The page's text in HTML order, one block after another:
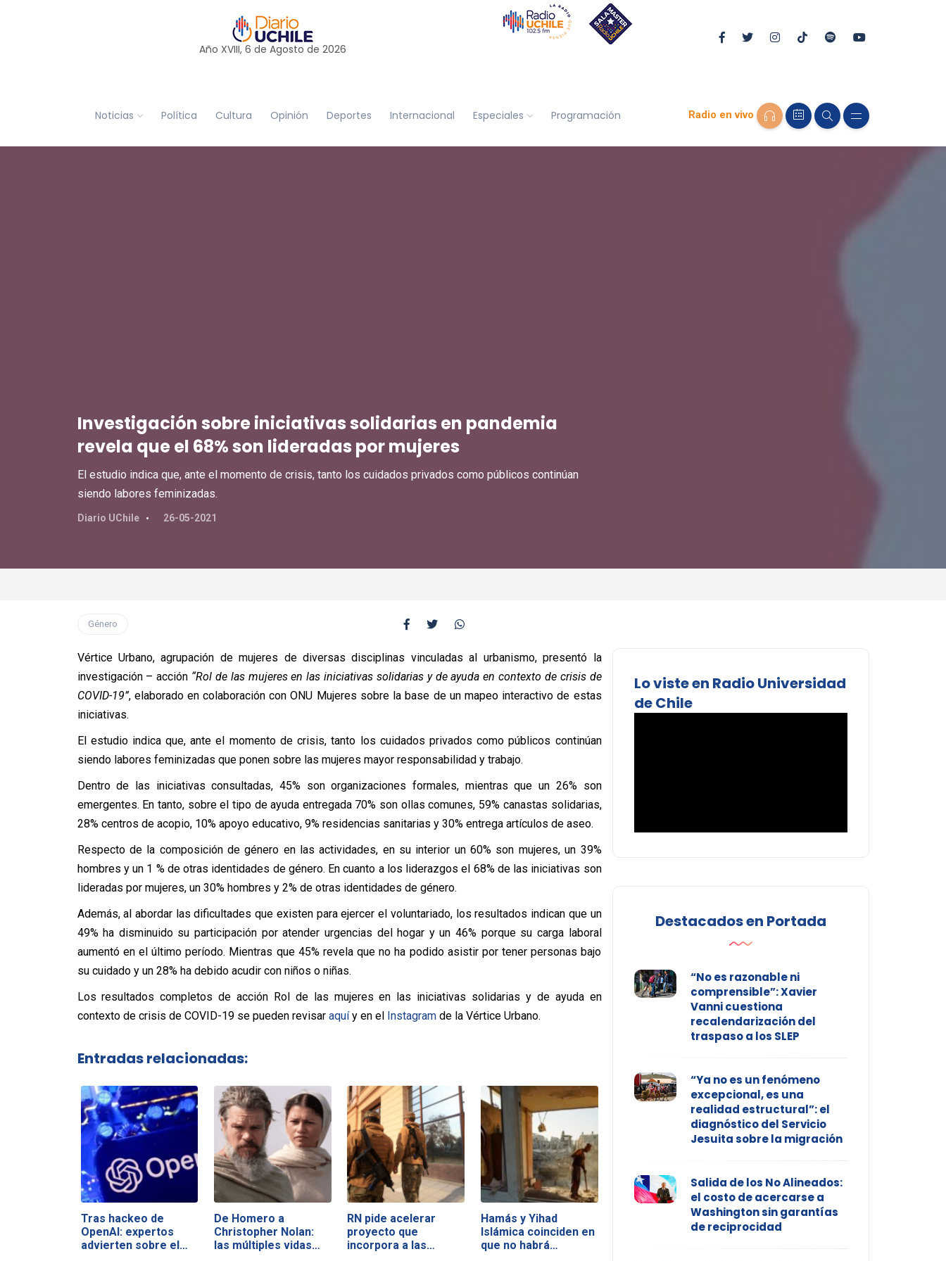
Año XVIII, 6 de Agosto de 2026
Noticias Política Cultura Opinión Deportes Internacional Especiales Programación Radio en vivo
Investigación sobre iniciativas solidarias en pandemia
revela que el 68% son lideradas por mujeres
El estudio indica que, ante el momento de crisis, tanto los cuidados privados como públicos continúan
siendo labores feminizadas.
Diario UChile 26-05-2021
Género
Vértice Urbano, agrupación de mujeres de diversas disciplinas vinculadas al urbanismo, presentó la
investigación – acción “Rol de las mujeres en las iniciativas solidarias y de ayuda en contexto de crisis de
COVID-19”, elaborado en colaboración con ONU Mujeres sobre la base de un mapeo interactivo de estas
iniciativas.
El estudio indica que, ante el momento de crisis, tanto los cuidados privados como públicos continúan
siendo labores feminizadas que ponen sobre las mujeres mayor responsabilidad y trabajo.
Dentro de las iniciativas consultadas, 45% son organizaciones formales, mientras que un 26% son
emergentes. En tanto, sobre el tipo de ayuda entregada 70% son ollas comunes, 59% canastas solidarias,
28% centros de acopio, 10% apoyo educativo, 9% residencias sanitarias y 30% entrega artículos de aseo.
Respecto de la composición de género en las actividades, en su interior un 60% son mujeres, un 39%
hombres y un 1 % de otras identidades de género. En cuanto a los liderazgos el 68% de las iniciativas son
lideradas por mujeres, un 30% hombres y 2% de otras identidades de género.
Además, al abordar las dificultades que existen para ejercer el voluntariado, los resultados indican que un
49% ha disminuido su participación por atender urgencias del hogar y un 46% porque su carga laboral
aumentó en el último período. Mientras que 45% revela que no ha podido asistir por tener personas bajo
su cuidado y un 28% ha debido acudir con niños o niñas.
Los resultados completos de acción Rol de las mujeres en las iniciativas solidarias y de ayuda en
contexto de crisis de COVID-19 se pueden revisar aquíy en el Instagramde la Vértice Urbano.
Entradas relacionadas:
Tras hackeo de
OpenAI: expertos
advierten sobre el…
De Homero a
Christopher Nolan:
las múltiples vidas…
RN pide acelerar
proyecto que
incorpora a las…
Hamás y Yihad
Islámica coinciden en
que no habrá…
Lo viste en Radio Universidad
de Chile
Destacados en Portada
“No es razonable ni
comprensible”: Xavier
Vanni cuestiona
recalendarización del
traspaso a los SLEP
“Ya no es un fenómeno
excepcional, es una
realidad estructural”: el
diagnóstico del Servicio
Jesuita sobre la migración
Salida de los No Alineados:
el costo de acercarse a
Washington sin garantías
de reciprocidad